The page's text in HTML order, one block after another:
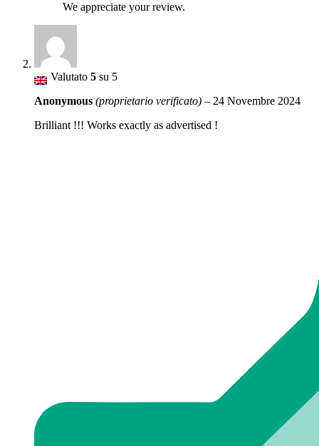
We appreciate your review.
Valutato 5 su 5
Anonymous (proprietario verificato) – 24 Novembre 2024
Brilliant !!! Works exactly as advertised !